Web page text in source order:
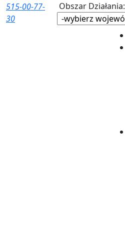
515-00-77-
30
Obszar Działania: